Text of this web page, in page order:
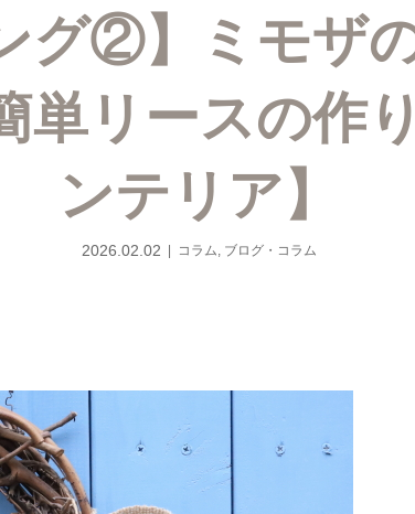
グ②】ミモザ
単リースの作
ンテリア】
2026.02.02 コラム, ブログ・コラム